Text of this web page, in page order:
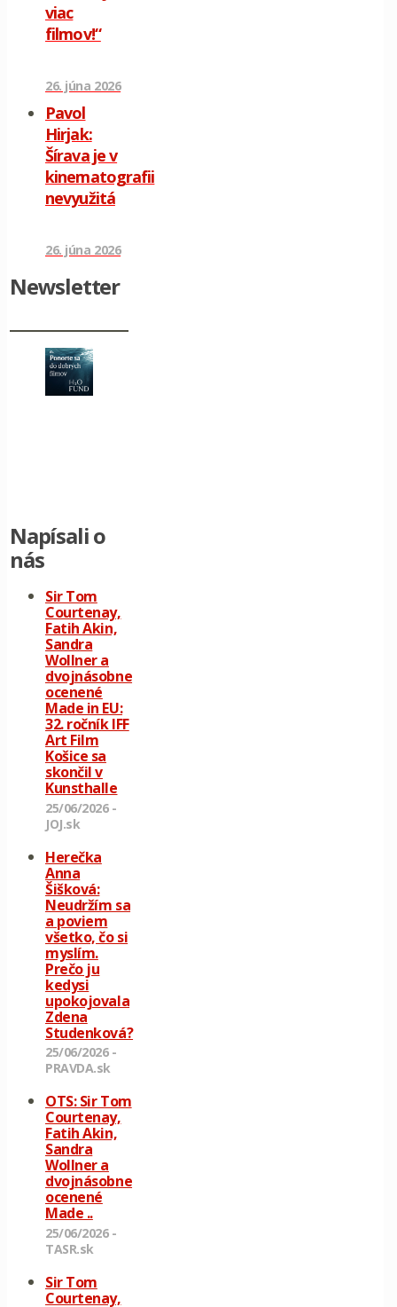
viac
filmov!“
26. júna 2026
Pavol
Hirjak:
Šírava je v
kinematografii
nevyužitá
26. júna 2026
Newsletter
Napísali o
nás
Sir Tom
Courtenay,
Fatih Akin,
Sandra
Wollner a
dvojnásobne
ocenené
Made in EU:
32. ročník IFF
Art Film
Košice sa
skončil v
Kunsthalle
25/06/2026 -
JOJ.sk
Herečka
Anna
Šišková:
Neudržím sa
a poviem
všetko, čo si
myslím.
Prečo ju
kedysi
upokojovala
Zdena
Studenková?
25/06/2026 -
PRAVDA.sk
OTS: Sir Tom
Courtenay,
Fatih Akin,
Sandra
Wollner a
dvojnásobne
ocenené
Made ..
25/06/2026 -
TASR.sk
Sir Tom
Courtenay,